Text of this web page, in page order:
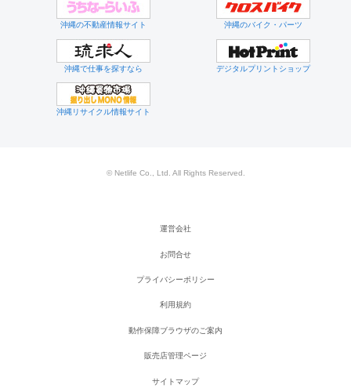
沖縄の不動産情報サイト 沖縄のバイク・パーツ
沖縄で仕事を探すなら デジタルプリントショップ
沖縄リサイクル情報サイト
© Netlife Co., Ltd. All Rights Reserved.
運営会社
お問合せ
プライバシーポリシー
利用規約
動作保障ブラウザのご案内
販売店管理ページ
サイトマップ